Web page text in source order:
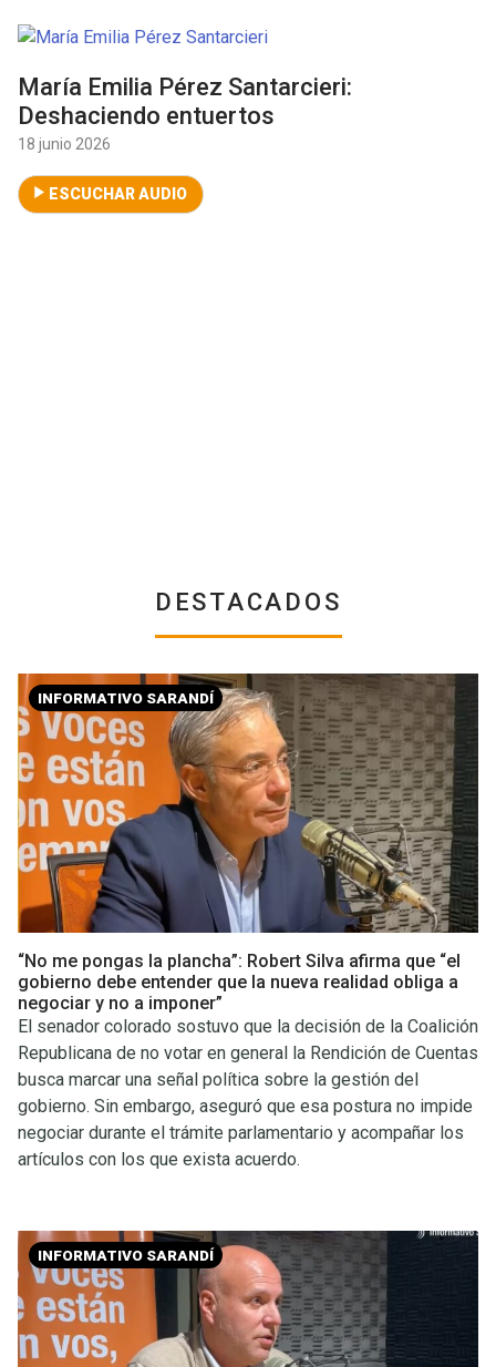
María Emilia Pérez Santarcieri:
Deshaciendo entuertos
18 junio 2026
ESCUCHAR AUDIO
DESTACADOS
INFORMATIVO SARANDÍ
“No me pongas la plancha”: Robert Silva afirma que “el
gobierno debe entender que la nueva realidad obliga a
negociar y no a imponer”
El senador colorado sostuvo que la decisión de la Coalición
Republicana de no votar en general la Rendición de Cuentas
busca marcar una señal política sobre la gestión del
gobierno. Sin embargo, aseguró que esa postura no impide
negociar durante el trámite parlamentario y acompañar los
artículos con los que exista acuerdo.
INFORMATIVO SARANDÍ